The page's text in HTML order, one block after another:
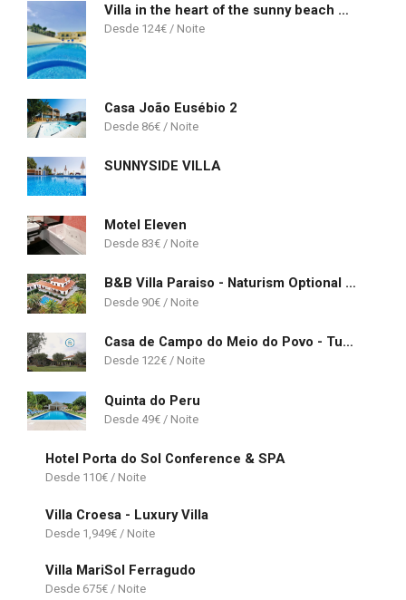
Villa in the heart of the sunny beach of Albufeira
124€
Casa João Eusébio 2
86€
SUNNYSIDE VILLA
Motel Eleven
83€
B&B Villa Paraiso - Naturism Optional Adults Only
90€
Casa de Campo do Meio do Povo - Turismo de Habitação
122€
Quinta do Peru
49€
Hotel Porta do Sol Conference & SPA
110€
Villa Croesa - Luxury Villa
1,949€
Villa MariSol Ferragudo
675€